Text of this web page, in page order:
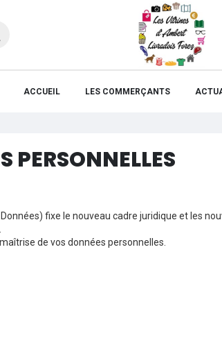
ACCUEIL LES COMMERÇANTS
PERSONNELLES
fixe le nouveau cadre juridique et les
de vos données personnelles.